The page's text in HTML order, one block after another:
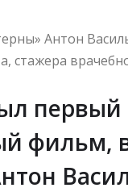
Антон
стажера
первый
фильм,